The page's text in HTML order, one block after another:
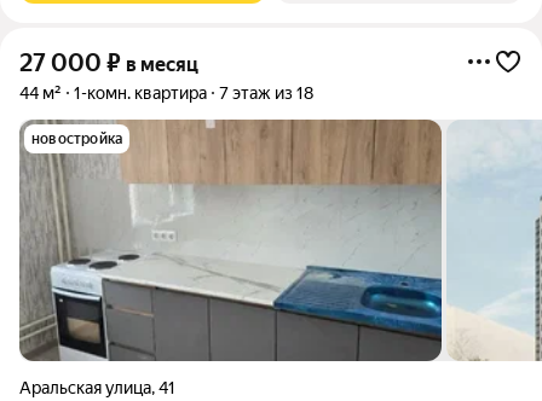
27 000 ₽ в месяц
44 м² 1-комн. квартира 7 этаж из 18
новостройка
Аральская улица,41